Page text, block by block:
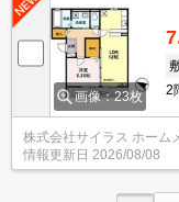
画像：23枚
2
株式会社サイラス ホーム
情報更新日 2026/08/08